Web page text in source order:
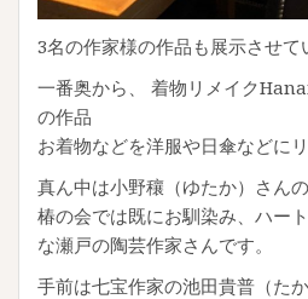
3名の作家様の作品も展示させて
一番奥から、 着物リメイク
の作品
お着物などを洋服や日傘などに
真ん中は小野穰（ゆたか）さん
椿の会では既にお馴染み、ハー
な瀬戸の陶芸作家さんです。
手前は七宝作家の池田貴普（た